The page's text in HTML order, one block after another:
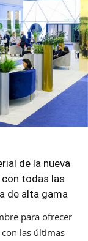
de la nueva
todas las
de alta gama
para ofrecer
las últimas